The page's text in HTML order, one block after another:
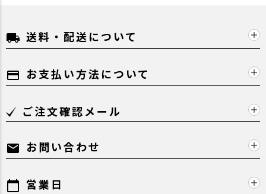
local_shipping 送料・配送について
payment お支払い方法について
ご注文確認メール
mail お問い合わせ
calendar_today 営業日